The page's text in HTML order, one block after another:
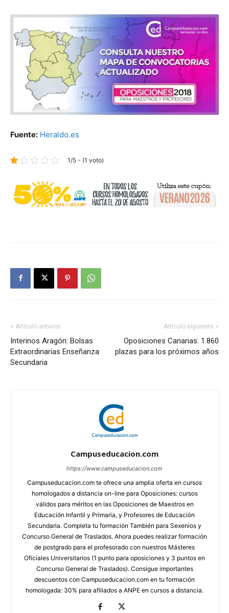
Fuente: Heraldo.es
1/5 - (1 voto)
< Artículo anterior
Interinos Aragón: Bolsas
Extraordinarias Enseñanza
Secundaria
Artículo siguiente >
Oposiciones Canarias: 1.860
plazas para los próximos años
Campuseducacion.com
https://www.campuseducacion.com
Campuseducacion.com te ofrece una amplia oferta en cursos
homologados a distancia on-line para Oposiciones: cursos
válidos para méritos en las Oposiciones de Maestros en
Educación Infantil y Primaria, y Profesores de Educación
Secundaria. Completa tu formación También para Sexenios y
Concurso General de Traslados. Ahora puedes realizar formación
de postgrado para el profesorado con nuestros Másteres
Oficiales Universitarios (1 punto para oposiciones y 3 puntos en
Concurso General de Traslados). Consigue importantes
descuentos con Campuseducacion.com en tu formación
homologada: 30% para afiliados a ANPE en cursos a distancia.